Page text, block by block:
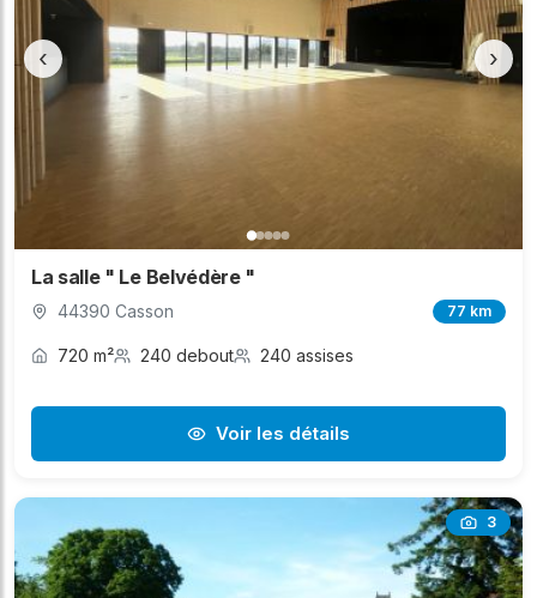
‹ ›
La salle " Le Belvédère "
44390 Casson 77 km
720 m² 240 debout 240 assises
Voir les détails
3